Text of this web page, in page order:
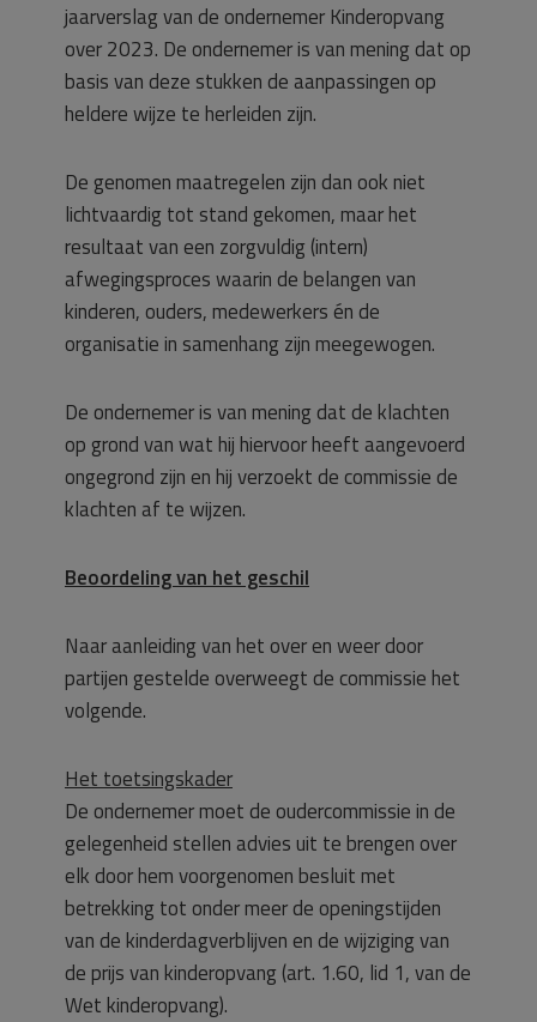
jaarverslag van de ondernemer Kinderopvang
over 2023. De ondernemer is van mening dat op
basis van deze stukken de aanpassingen op
heldere wijze te herleiden zijn.
De genomen maatregelen zijn dan ook niet
lichtvaardig tot stand gekomen, maar het
resultaat van een zorgvuldig (intern)
afwegingsproces waarin de belangen van
kinderen, ouders, medewerkers én de
organisatie in samenhang zijn meegewogen.
De ondernemer is van mening dat de klachten
op grond van wat hij hiervoor heeft aangevoerd
ongegrond zijn en hij verzoekt de commissie de
klachten af te wijzen.
Beoordeling van het geschil
Naar aanleiding van het over en weer door
partijen gestelde overweegt de commissie het
volgende.
Het toetsingskader
De ondernemer moet de oudercommissie in de
gelegenheid stellen advies uit te brengen over
elk door hem voorgenomen besluit met
betrekking tot onder meer de openingstijden
van de kinderdagverblijven en de wijziging van
de prijs van kinderopvang (art. 1.60, lid 1, van de
Wet kinderopvang).